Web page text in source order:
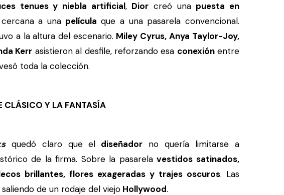
tenues y niebla artificial, Dior creó una puesta en
a una película que a una pasarela convencional.
a la altura del escenario. Miley Cyrus, Anya Taylor-Joy,
Kerr asistieron al desfile, reforzando esa conexiónentre
toda la colección.
CLÁSICO Y LA FANTASÍA
quedó claro que el diseñador no quería limitarse a
de la firma. Sobre la pasarelavestidos satinados,
brillantes, flores exageradas y trajes oscuros. Las
de un rodaje del viejo Hollywood.